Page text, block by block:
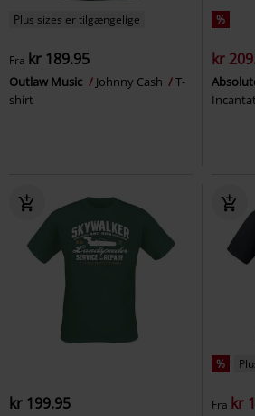
Plus sizes er tilgængelige
Fra kr 189.95
Outlaw Music Johnny Cash
T-
shirt
%
kr
kr 199.95
%
Fra kr